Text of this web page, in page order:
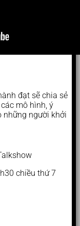
đạt sẽ chia sẻ
mô hình, ý
những người khởi
chiều thứ 7